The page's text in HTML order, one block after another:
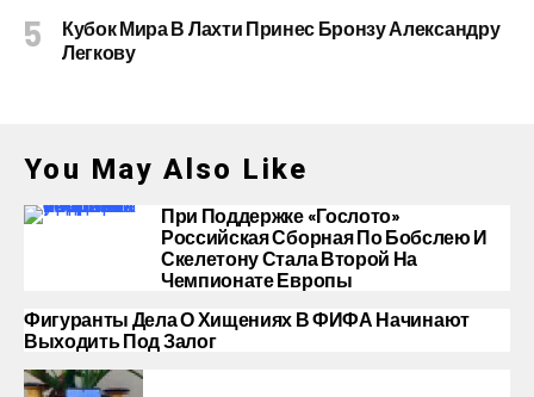
Кубок Мира В Лахти Принес Бронзу Александру
Легкову
You May Also Like
При Поддержке «Гослото»
Российская Сборная По Бобслею И
Скелетону Стала Второй На
Чемпионате Европы
Фигуранты Дела О Хищениях В ФИФА Начинают
Выходить Под Залог